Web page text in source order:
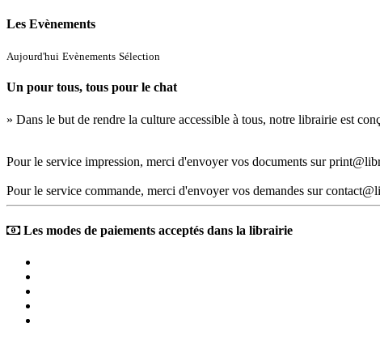
Les Evènements
Aujourd'hui Evènements Sélection
Un pour tous, tous pour le chat
» Dans le but de rendre la culture accessible à tous, notre librairie est
Pour le service impression, merci d'envoyer vos documents sur
Pour le service commande, merci d'envoyer vos demandes sur
Les modes de paiements acceptés dans la librairie